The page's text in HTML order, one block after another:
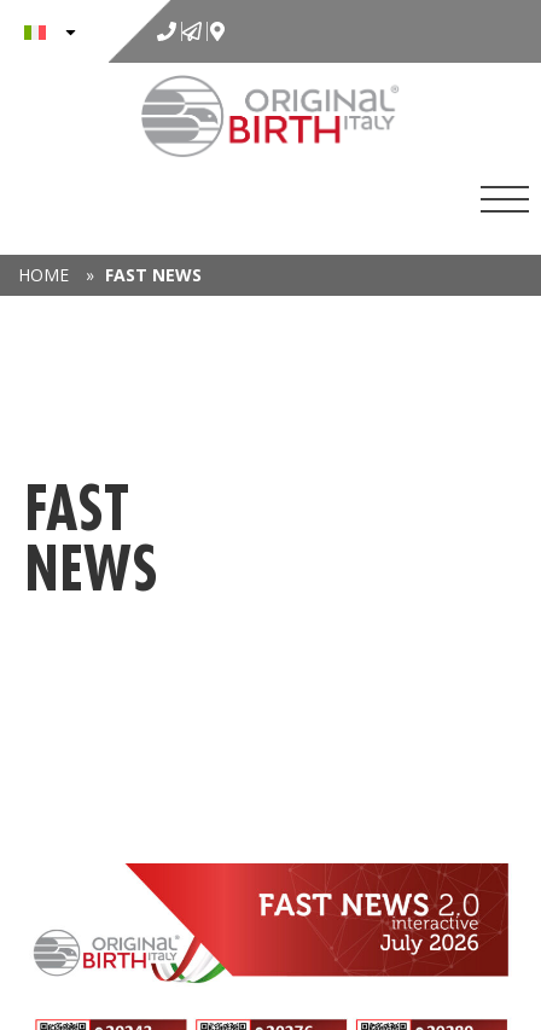
contenuto
HOME » FAST NEWS
FAST
NEWS
MESE PER MESE LE NOVITÀ